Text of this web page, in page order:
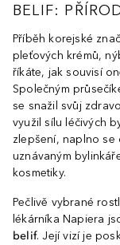
BELIF:
Příběh korejské
pleťových krémů,
říkáte, jak souvisí
Společným
se snažil svůj
využil sílu léčivých
zlepšení, naplno se
uznávaným
kosmetiky.
Pečlivě vybrané
lékárníka Napiera
belif. Její vizí je